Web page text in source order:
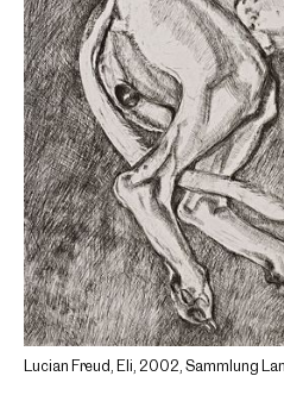
Lucian Freud, Eli, 2002, Sammlung